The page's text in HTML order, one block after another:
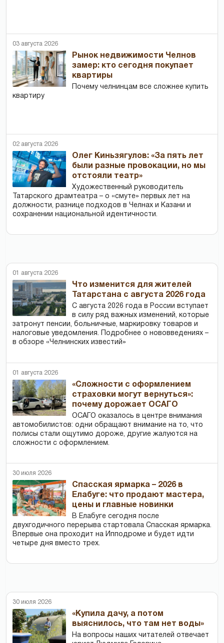
03 августа 2026
Рынок недвижимости Челнов
замер: кто сегодня покупает
квартиры
Почему челнинцам все сложнее купить
квартиру
02 августа 2026
Олег Киньзягулов: «За пять лет
были разные провокации, но мы
отстояли театр»
Художественный руководитель
Татарского драмтеатра – о «смуте» первых лет на
должности, разнице подходов в Челнах и Казани и
сохранении национальной идентичности.
01 августа 2026
Что изменится для жителей
Татарстана с августа 2026 года
С августа 2026 года в России вступает
в силу ряд важных изменений, которые
затронут пенсии, больничные, маркировку товаров и
налоговые уведомления. Подробнее о нововведениях –
в обзоре «Челнинских известий»
01 августа 2026
«Сложности с оформлением
страховки могут вернуться»:
почему дорожает ОСАГО
ОСАГО оказалось в центре внимания
автомобилистов: одни обращают внимание на то, что
полисы стали ощутимо дороже, другие жалуются на
сложности с оформлением.
30 июля 2026
Спасская ярмарка – 2026 в
Елабуге: что продают мастера,
цены и главные новинки
В Елабуге сегодня после
двухгодичного перерыва стартовала Спасская ярмарка.
Впервые она проходит на Ипподроме и будет идти
четыре дня вместо трех.
30 июля 2026
«Купила дачу, а потом
выяснилось, что там нет воды»
На вопросы наших читателей отвечает